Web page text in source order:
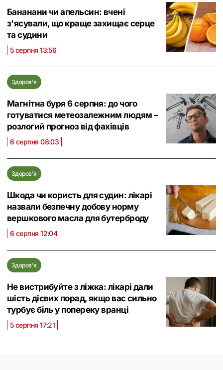
Бананани чи апельсин: вчені
з'ясували, що краще захищає серце
та судини
5 серпня 13:56
Здоров'я
Магнітна буря 6 серпня: до чого
готуватися метеозалежним людям –
розлогий прогноз від фахівців
6 серпня 08:03
Здоров'я
Шкода чи користь для судин: лікарі
назвали безпечну добову норму
вершкового масла для бутерброду
6 серпня 12:04
Здоров'я
Не вистрибуйте з ліжка: лікарі дали
шість дієвих порад, якщо вас сильно
турбує біль у попереку вранці
5 серпня 17:21